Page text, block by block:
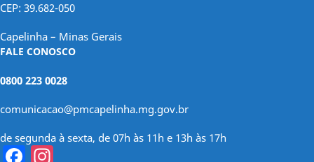
CEP: 39.682-050
Capelinha – Minas Gerais
FALE CONOSCO
0800 223 0028
comunicacao@pmcapelinha.mg.gov.br
de segunda à sexta, de 07h às 11h e 13h às 17h
Facebook